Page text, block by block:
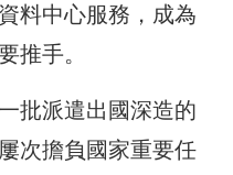
料中心服務，成為
推手。
批派遣出國深造的
次擔負國家重要任